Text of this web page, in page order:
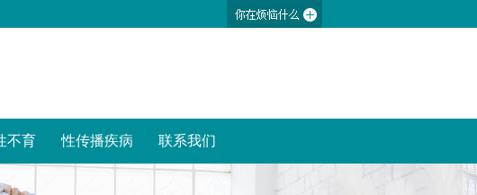
不育 性传播疾病 联系我们